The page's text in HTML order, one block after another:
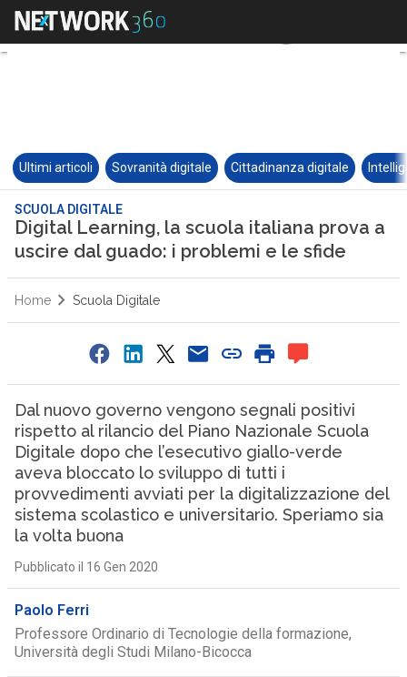
Ultimi articoli Sovranità digitale Cittadinanza digitale
SCUOLA DIGITALE
Digital Learning, la scuola italiana prova a
uscire dal guado: i problemi e le sfide
Home Scuola Digitale
Dal nuovo governo vengono segnali positivi
rispetto al rilancio del Piano Nazionale Scuola
Digitale dopo che l’esecutivo giallo-verde
aveva bloccato lo sviluppo di tutti i
provvedimenti avviati per la digitalizzazione del
sistema scolastico e universitario. Speriamo sia
la volta buona
Pubblicato il 16 Gen 2020
Paolo Ferri
Professore Ordinario di Tecnologie della formazione,
Università degli Studi Milano-Bicocca